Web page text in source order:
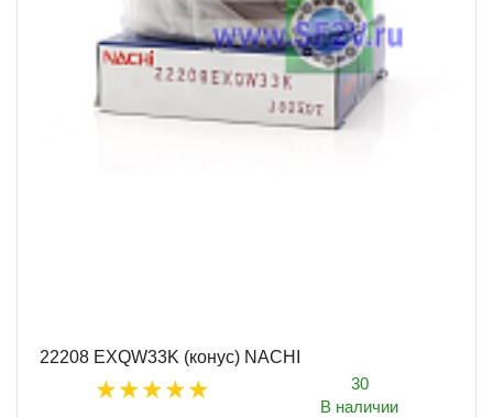
22208 EXQW33K (конус) NACHI
30
В наличии